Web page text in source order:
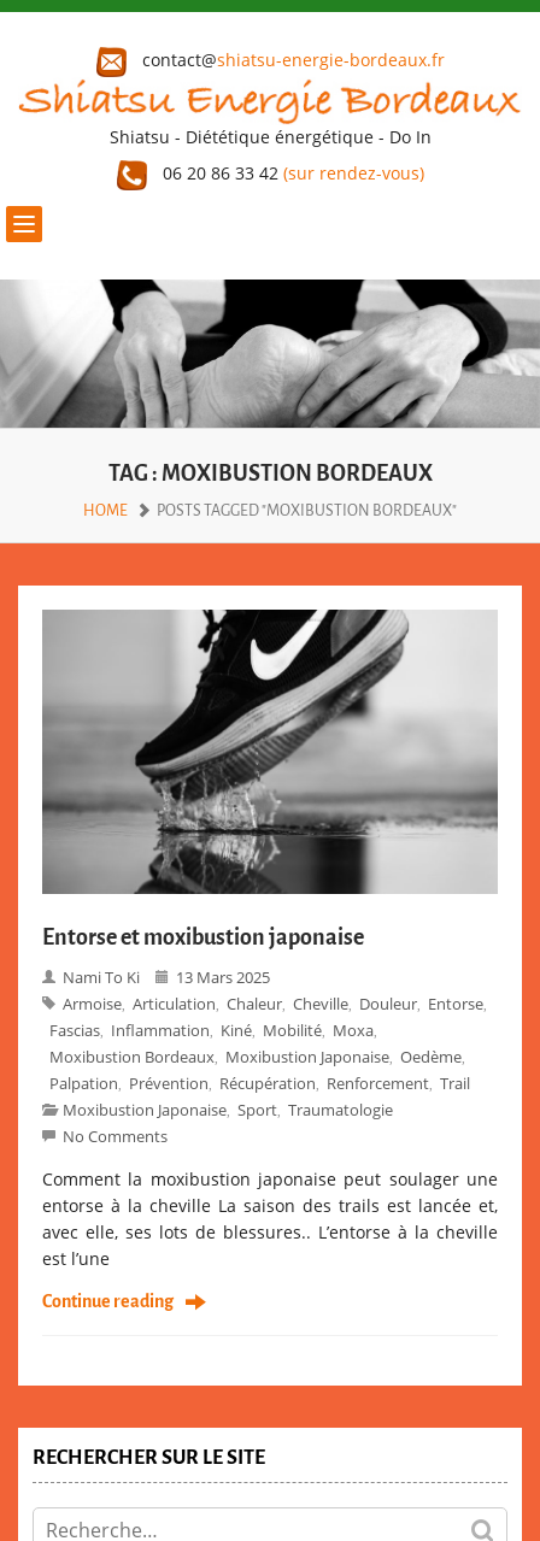
contact@shiatsu-energie-bordeaux.fr
Shiatsu - Diététique énergétique - Do In
06 20 86 33 42 (sur rendez-vous)
Toggle
navigation
TAG : MOXIBUSTION BORDEAUX
HOME POSTS TAGGED "MOXIBUSTION BORDEAUX"
Entorse et moxibustion japonaise
Nami To Ki
13 Mars 2025
Armoise Articulation Chaleur Cheville Douleur Entorse
Fascias Inflammation Kiné Mobilité Moxa
Moxibustion Bordeaux Moxibustion Japonaise Oedème
Palpation Prévention Récupération Renforcement Trail
Moxibustion Japonaise Sport Traumatologie
No Comments
Comment la moxibustion japonaise peut soulager une
entorse à la cheville La saison des trails est lancée et,
avec elle, ses lots de blessures.. L’entorse à la cheville
est l’une
Continue reading
RECHERCHER SUR LE SITE